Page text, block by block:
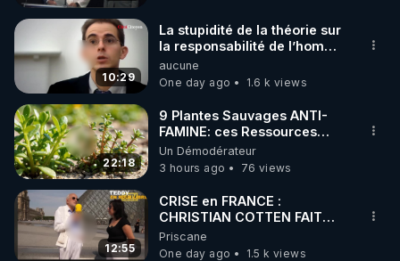
10:29
La stupidité de la théorie sur
la responsabilité de l’homme
concernant le dioxyde de
carbone.
aucune
One day ago
1.6 k views
22:18
9 Plantes Sauvages ANTI-
FAMINE: ces Ressources
JARDIN&des Haies
Un Démodérateur
3 hours ago
76 views
12:55
CRISE en FRANCE :
CHRISTIAN COTTEN FAIT
une étrange découverte
Priscane
One day ago
1.5 k views